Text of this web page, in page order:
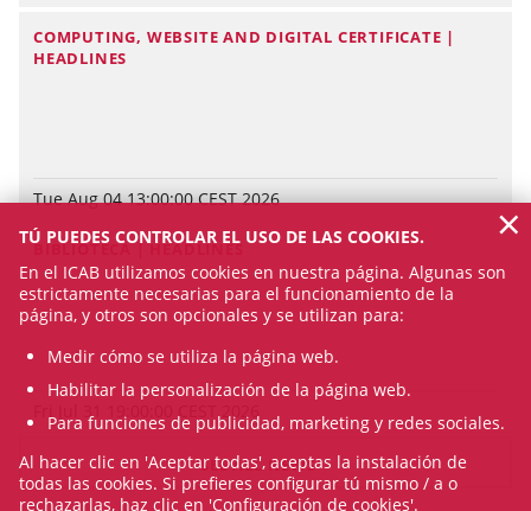
COMPUTING, WEBSITE AND DIGITAL CERTIFICATE |
HEADLINES
Tue Aug 04 13:00:00 CEST 2026
BIBLIOTECA | HEADLINES
Fri Jul 31 19:00:00 CEST 2026
SEE ALL NEWS
TÚ PUEDES CONTROLAR EL USO DE LAS COOKIES.
En el ICAB utilizamos cookies en nuestra página. Algunas son
estrictamente necesarias para el funcionamiento de la
página, y otros son opcionales y se utilizan para:
Medir cómo se utiliza la página web.
Habilitar la personalización de la página web.
Para funciones de publicidad, marketing y redes sociales.
Al hacer clic en 'Aceptar todas', aceptas la instalación de
todas las cookies. Si prefieres configurar tú mismo / a o
rechazarlas, haz clic en 'Configuración de cookies'.
×